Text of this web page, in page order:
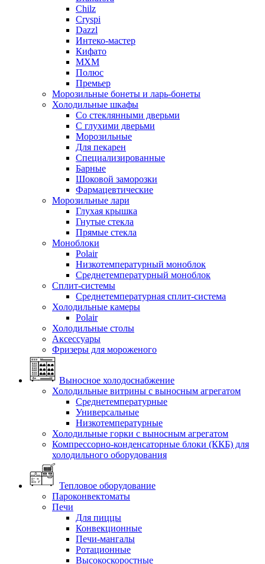
Chilz
Cryspi
Dazzl
Интеко-мастер
Кифато
МХМ
Полюс
Премьер
Морозильные бонеты и ларь-бонеты
Холодильные шкафы
Со стеклянными дверьми
С глухими дверьми
Морозильные
Для пекарен
Специализированные
Барные
Шоковой заморозки
Фармацевтические
Морозильные лари
Глухая крышка
Гнутые стекла
Прямые стекла
Моноблоки
Polair
Низкотемпературный моноблок
Среднетемпературный моноблок
Сплит-системы
Среднетемпературная сплит-система
Холодильные камеры
Polair
Холодильные столы
Аксессуары
Фризеры для мороженого
Выносное холодоснабжение
Холодильные витрины с выносным агрегатом
Среднетемпературные
Универсальные
Низкотемпературные
Холодильные горки с выносным агрегатом
Компрессорно-конденсаторные блоки (ККБ) для
холодильного оборудования
Тепловое оборудование
Пароконвектоматы
Печи
Для пиццы
Конвекционные
Печи-мангалы
Ротационные
Высокоскоростные